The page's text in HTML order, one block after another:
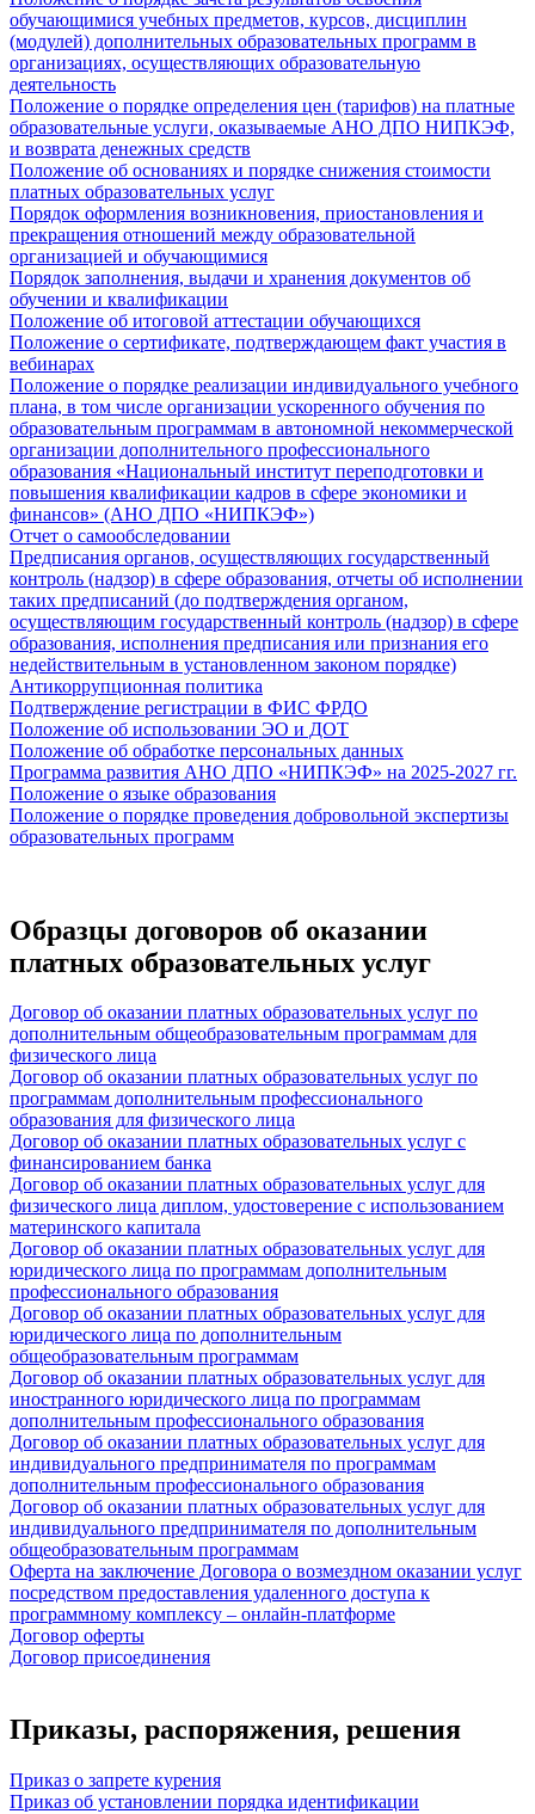
обучающимися учебных предметов, курсов, дисциплин
(модулей) дополнительных образовательных программ в
организациях, осуществляющих образовательную
деятельность
Положение о порядке определения цен (тарифов) на платные
образовательные услуги, оказываемые АНО ДПО НИПКЭФ,
и возврата денежных средств
Положение об основаниях и порядке снижения стоимости
платных образовательных услуг
Порядок оформления возникновения, приостановления и
прекращения отношений между образовательной
организацией и обучающимися
Порядок заполнения, выдачи и хранения документов об
обучении и квалификации
Положение об итоговой аттестации обучающихся
Положение о сертификате, подтверждающем факт участия в
вебинарах
Положение о порядке реализации индивидуального учебного
плана, в том числе организации ускоренного обучения по
образовательным программам в автономной некоммерческой
организации дополнительного профессионального
образования «Национальный институт переподготовки и
повышения квалификации кадров в сфере экономики и
финансов» (АНО ДПО «НИПКЭФ»)
Отчет о самообследовании
Предписания органов, осуществляющих государственный
контроль (надзор) в сфере образования, отчеты об исполнении
таких предписаний (до подтверждения органом,
осуществляющим государственный контроль (надзор) в сфере
образования, исполнения предписания или признания его
недействительным в установленном законом порядке)
Антикоррупционная политика
Подтверждение регистрации в ФИС ФРДО
Положение об использовании ЭО и ДОТ
Положение об обработке персональных данных
Программа развития АНО ДПО «НИПКЭФ» на 2025-2027 гг.
Положение о языке образования
Положение о порядке проведения добровольной экспертизы
образовательных программ
Образцы договоров об оказании
платных образовательных услуг
Договор об оказании платных образовательных услуг по
дополнительным общеобразовательным программам для
физического лица
Договор об оказании платных образовательных услуг по
программам дополнительным профессионального
образования для физического лица
Договор об оказании платных образовательных услуг с
финансированием банка
Договор об оказании платных образовательных услуг для
физического лица диплом, удостоверение с использованием
материнского капитала
Договор об оказании платных образовательных услуг для
юридического лица по программам дополнительным
профессионального образования
Договор об оказании платных образовательных услуг для
юридического лица по дополнительным
общеобразовательным программам
Договор об оказании платных образовательных услуг для
иностранного юридического лица по программам
дополнительным профессионального образования
Договор об оказании платных образовательных услуг для
индивидуального предпринимателя по программам
дополнительным профессионального образования
Договор об оказании платных образовательных услуг для
индивидуального предпринимателя по дополнительным
общеобразовательным программам
Оферта на заключение Договора о возмездном оказании услуг
посредством предоставления удаленного доступа к
программному комплексу – онлайн-платформе
Договор оферты
Договор присоединения
Приказы, распоряжения, решения
Приказ о запрете курения
Приказ об установлении порядка идентификации